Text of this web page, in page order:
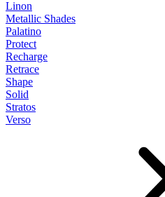
Linon
Metallic Shades
Palatino
Protect
Recharge
Retrace
Shape
Solid
Stratos
Verso